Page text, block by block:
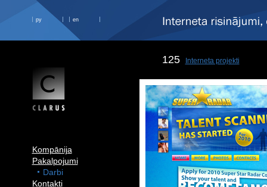
ру en
Kompānija
Pakalpojumi
Darbi
Kontakti
125 Interneta projekti